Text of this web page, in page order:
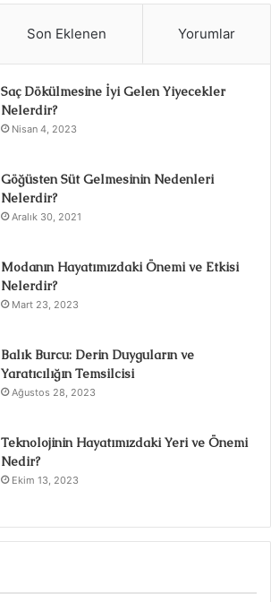
Son Eklenen Yorumlar
Saç Dökülmesine İyi Gelen Yiyecekler
Nelerdir?
Nisan 4, 2023
Göğüsten Süt Gelmesinin Nedenleri
Nelerdir?
Aralık 30, 2021
Modanın Hayatımızdaki Önemi ve Etkisi
Nelerdir?
Mart 23, 2023
Balık Burcu: Derin Duyguların ve
Yaratıcılığın Temsilcisi
Ağustos 28, 2023
Teknolojinin Hayatımızdaki Yeri ve Önemi
Nedir?
Ekim 13, 2023